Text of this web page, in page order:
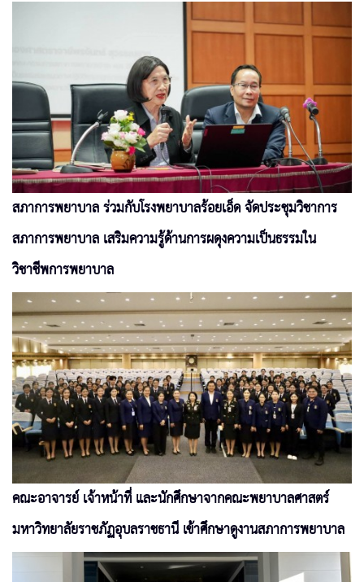
สภาการพยาบาล ร่วมกับโรงพยาบาลร้อยเอ็ด จัดประชุมวิชาการ
สภาการพยาบาล เสริมความรู้ด้านการผดุงความเป็นธรรมใน
วิชาชีพการพยาบาล
คณะอาจารย์ เจ้าหน้าที่ และนักศึกษาจากคณะพยาบาลศาสตร์
มหาวิทยาลัยราชภัฏอุบลราชธานี เข้าศึกษาดูงานสภาการพยาบาล